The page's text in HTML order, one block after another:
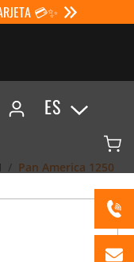
💳✨
ES
Pan America 1250